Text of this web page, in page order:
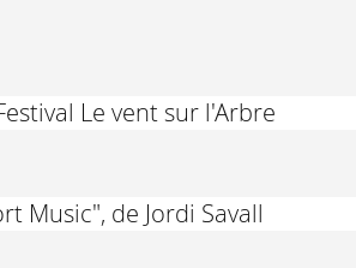
Le vent sur l'Arbre
Music", de Jordi Savall